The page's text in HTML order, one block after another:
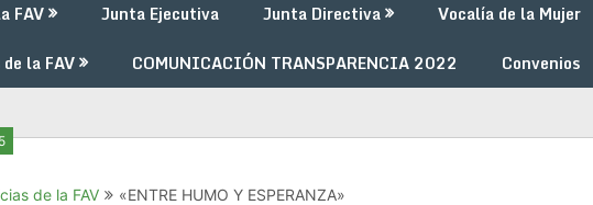
FAV Junta Ejecutiva Junta Directiva Vocalía de la Mujer
la FAV
COMUNICACIÓN TRANSPARENCIA 2022 Convenios
de la FAV «ENTRE HUMO Y ESPERANZA»